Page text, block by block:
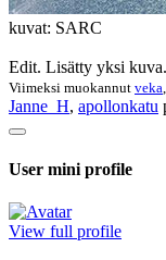
kuvat: SARC
Edit. Lisätty yksi kuva.
Viimeksi muokannut veka
Janne_H, apollonkatu
User mini profile
View full profile